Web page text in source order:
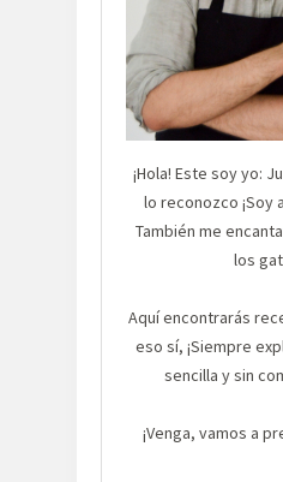
¡Hola! Este soy yo:
lo reconozco ¡Soy
También me
los
Aquí encontrarás
eso sí, ¡Siempre
sencilla y sin
¡Venga, vamos a